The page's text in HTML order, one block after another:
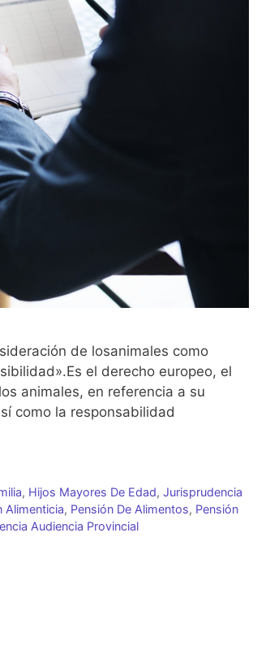
de losanimales como
el derecho europeo, el
animales, en referencia a su
como la responsabilidad
, Hijos Mayores De Edad, Jurisprudencia
Alimenticia, Pensión De Alimentos, Pensión
Audiencia Provincial